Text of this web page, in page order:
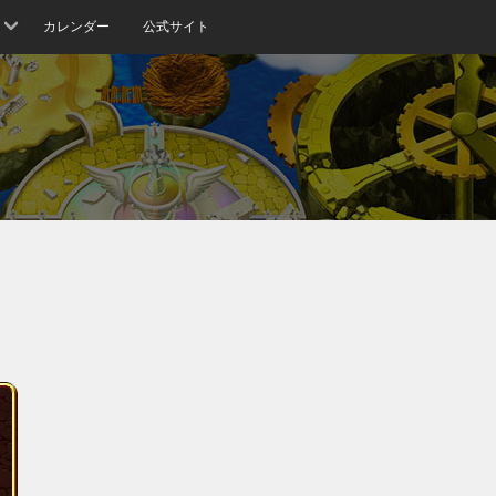
カレンダー 公式サイト